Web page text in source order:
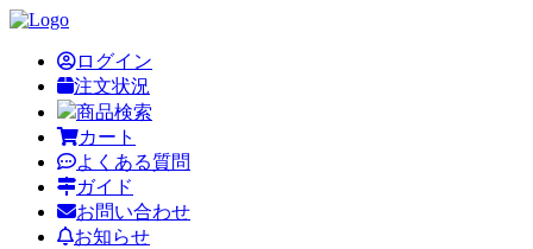
ログイン
注文状況
商品検索
カート
よくある質問
ガイド
お問い合わせ
お知らせ